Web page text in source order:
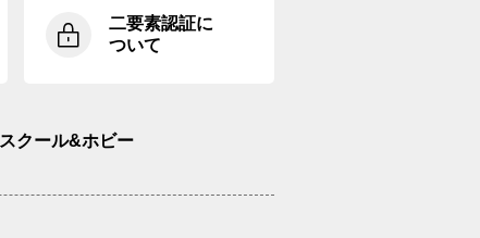
二要素認証に
ついて
スクール&ホビー